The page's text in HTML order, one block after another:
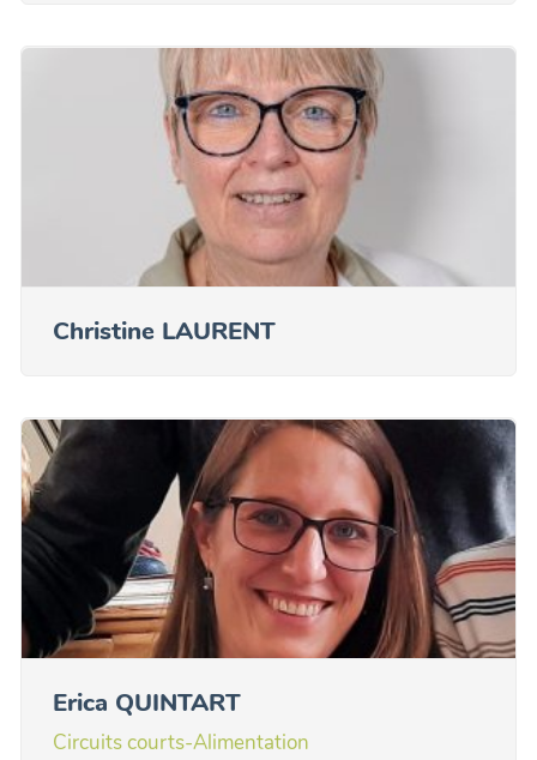
Christine LAURENT
Erica QUINTART
Circuits courts-Alimentation